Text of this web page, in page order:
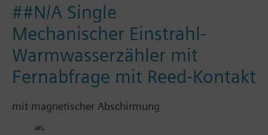
##N/A Single
Mechanischer Einstrahl-
Warmwasserzähler mit
Fernabfrage mit Reed-Kontakt
mit magnetischer Abschirmung